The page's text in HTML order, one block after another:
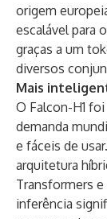
origem
escalável para
graças a um
diversos
Mais
O Falcon-H1
demanda
e fáceis de
arquitetura
Transformers
inferência